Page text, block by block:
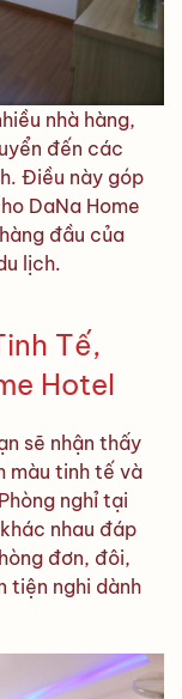
nhà hàng,
đến các
Điều này góp
DaNa Home
đầu của
lịch.
Tế,
Hotel
sẽ nhận thấy
màu tinh tế và
nghỉ tại
nhau đáp
đơn, đôi,
tiện nghi dành